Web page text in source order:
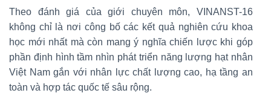
Theo đánh giá của giới chuyên môn, VINANST-16
không chỉ là nơi công bố các kết quả nghiên cứu khoa
học mới nhất mà còn mang ý nghĩa chiến lược khi góp
phần định hình tầm nhìn phát triển năng lượng hạt nhân
Việt Nam gắn với nhân lực chất lượng cao, hạ tầng an
toàn và hợp tác quốc tế sâu rộng.